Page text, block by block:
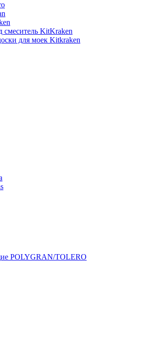
смеситель KitKraken
для моек Kitkraken
POLYGRAN/TOLERO